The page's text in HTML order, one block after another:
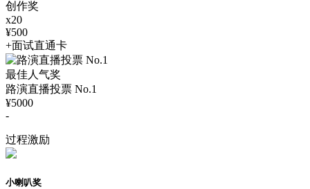
创作奖
x20
¥500
+面试直通卡
最佳人气奖
路演直播投票 No.1
¥5000
-
过程激励
小喇叭奖